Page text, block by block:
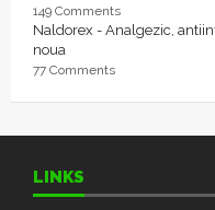
149 Comments
Naldorex - Analgezic,
noua
77 Comments
LINKS